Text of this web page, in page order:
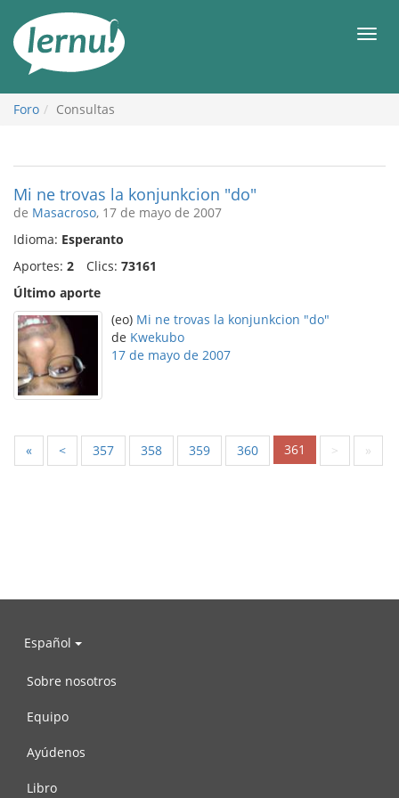
Foro Consultas
Mi ne trovas la konjunkcion "do"
de Masacroso, 17 de mayo de 2007
Idioma: Esperanto
Aportes: 2 Clics: 73161
Último aporte
(eo) Mi ne trovas la konjunkcion "do"
de Kwekubo
17 de mayo de 2007
« < 357 358 359 360 361 > »
Español
Sobre nosotros
Equipo
Ayúdenos
Libro